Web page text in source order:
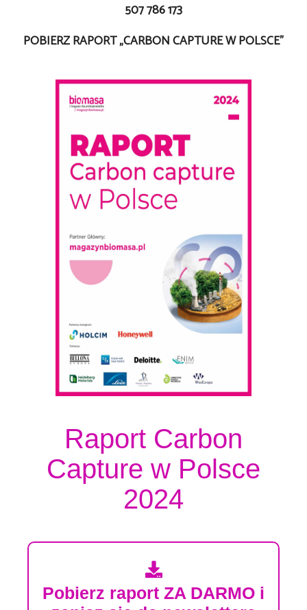
507 786 173
POBIERZ RAPORT „CARBON CAPTURE W POLSCE”
Raport Carbon
Capture w Polsce
2024
Pobierz raport ZA DARMO i